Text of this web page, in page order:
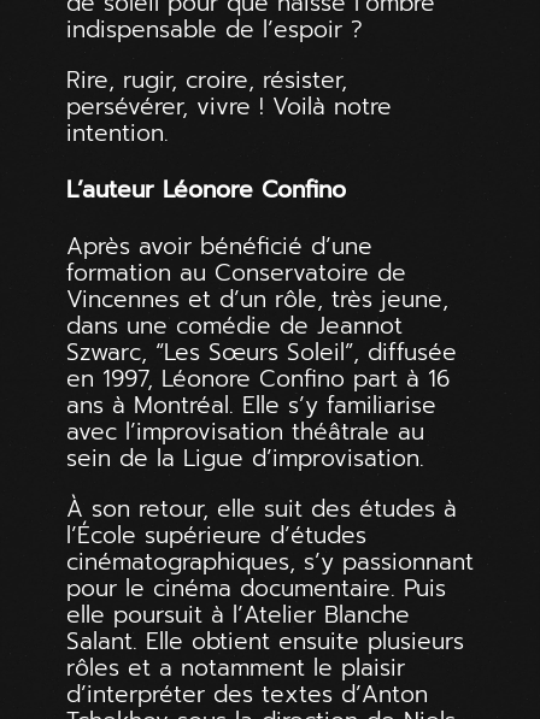
indispensable de l’espoir ?
Rire, rugir, croire, résister,
persévérer, vivre ! Voilà notre
intention.
L’auteur Léonore Confino
Après avoir bénéficié d’une
formation au Conservatoire de
Vincennes et d’un rôle, très jeune,
dans une comédie de Jeannot
Szwarc, “Les Sœurs Soleil”, diffusée
en 1997, Léonore Confino part à 16
ans à Montréal. Elle s’y familiarise
avec l’improvisation théâtrale au
sein de la Ligue d’improvisation.
À son retour, elle suit des études à
l’École supérieure d’études
cinématographiques, s’y passionnant
pour le cinéma documentaire. Puis
elle poursuit à l’Atelier Blanche
Salant. Elle obtient ensuite plusieurs
rôles et a notamment le plaisir
d’interpréter des textes d’Anton